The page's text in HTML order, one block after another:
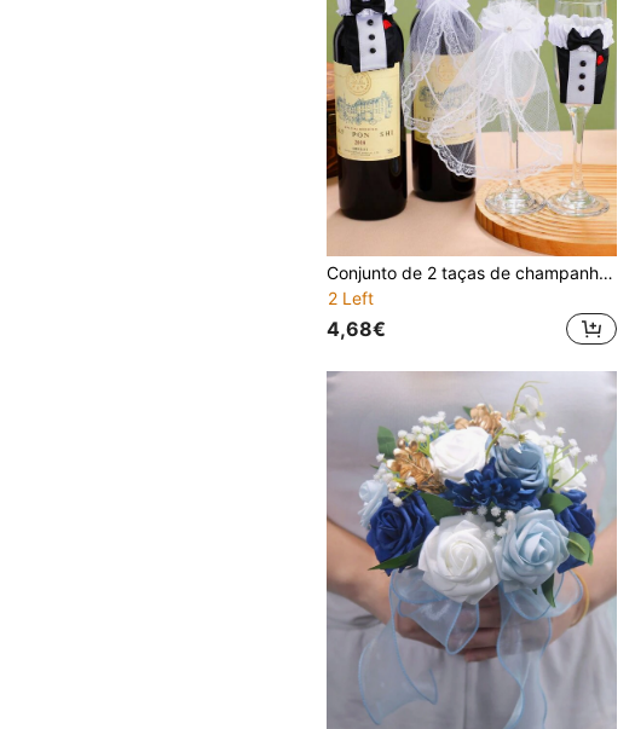
Conjunto de 2 taças de champanhe decorativas para casamento - Presentes para chá de panela - Acessórios para garrafa de vinho tinto para casamento "Sr. e Sra."
2 Left
4,68€